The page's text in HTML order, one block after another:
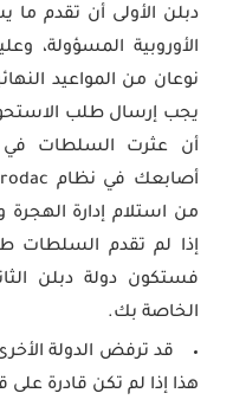
دبلن الأولى أن تقدم ما
الأوروبية المسؤولة،
نوعان من المواعيد
يجب إرسال طلب
أن عثرت السلطات في
من استلام إدارة
إذا لم تقدم السلطات
فستكون دولة دبلن
الخاصة بك.
قد ترفض الدولة
هذا إذا لم تكن قادرة